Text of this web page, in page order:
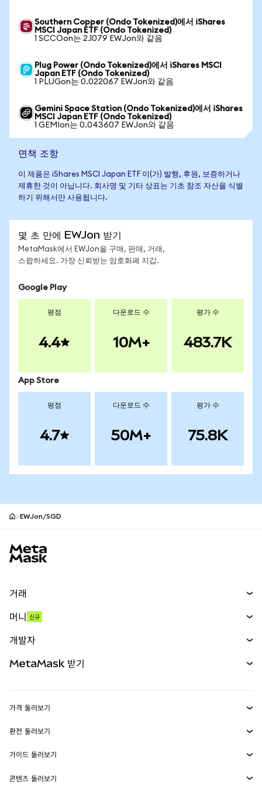
Southern Copper (Ondo Tokenized)에서 iShares
MSCI Japan ETF (Ondo Tokenized)
1 SCCOon는 2.1079 EWJon와 같음
Plug Power (Ondo Tokenized)에서 iShares MSCI
Japan ETF (Ondo Tokenized)
1 PLUGon는 0.022067 EWJon와 같음
Gemini Space Station (Ondo Tokenized)에서 iShares
MSCI Japan ETF (Ondo Tokenized)
1 GEMIon는 0.043607 EWJon와 같음
면책 조항
이 제품은 iShares MSCI Japan ETF 이(가) 발행, 후원, 보증하거나
제휴한 것이 아닙니다. 회사명 및 기타 상표는 기초 참조 자산을 식별
하기 위해서만 사용됩니다.
몇 초 만에 EWJon 받기
MetaMask에서 EWJon을 구매, 판매, 거래,
스왑하세요. 가장 신뢰받는 암호화폐 지갑.
Google Play
평점
4.4
다운로드 수
10M+
평가 수
483.7K
App Store
평점
4.7
다운로드 수
50M+
평가 수
75.8K
EWJon/SGD
거래
무기한 선물
실물자산
머니 신규
개발자
MetaMask Connect
Snaps
웹3 서비스
MetaMask 받기
보안
고객 지원
가격 둘러보기
이더리움 가격
솔라나 가격
환전 둘러보기
ETH를 USD로 환전
USDT를 INR로 환전
가이드 둘러보기
ETH 매수
콘텐츠 둘러보기